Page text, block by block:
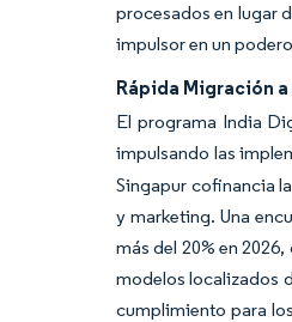
procesados en lugar
impulsor en un
Rápida Migración a
El programa India
impulsando las
Singapur cofinancia
y marketing. Una
más del 20% en
modelos localizados
cumplimiento para